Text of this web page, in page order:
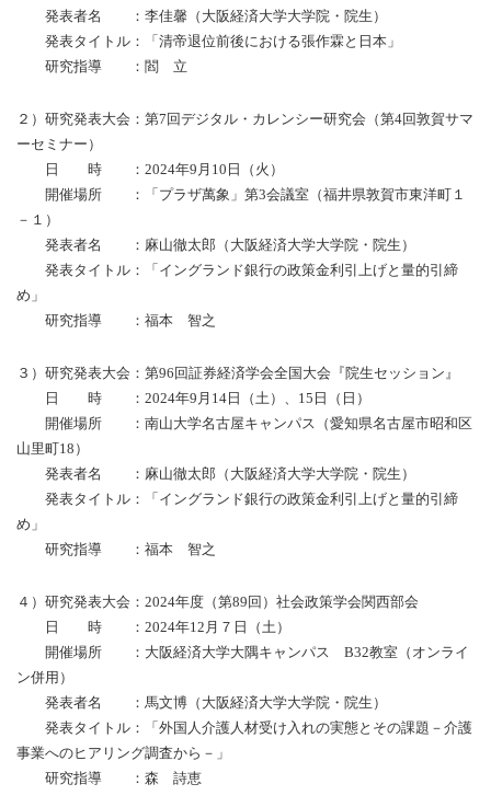
発表者名 ：李佳馨（大阪経済大学大学院・院生）
発表タイトル：「清帝退位前後における張作霖と日本」
研究指導 ：閻 立
２）研究発表大会：第7回デジタル・カレンシー研究会（第4回敦賀サマ
ーセミナー）
日 時 ：2024年9月10日（火）
開催場所 ：「プラザ萬象」第3会議室（福井県敦賀市東洋町１
－１）
発表者名 ：麻山徹太郎（大阪経済大学大学院・院生）
発表タイトル：「イングランド銀行の政策金利引上げと量的引締
め」
研究指導 ：福本 智之
３）研究発表大会：第96回証券経済学会全国大会『院生セッション』
日 時 ：2024年9月14日（土）、15日（日）
開催場所 ：南山大学名古屋キャンパス（愛知県名古屋市昭和区
山里町18）
発表者名 ：麻山徹太郎（大阪経済大学大学院・院生）
発表タイトル：「イングランド銀行の政策金利引上げと量的引締
め」
研究指導 ：福本 智之
４）研究発表大会：2024年度（第89回）社会政策学会関西部会
日 時 ：2024年12月７日（土）
開催場所 ：大阪経済大学大隅キャンパス B32教室（オンライ
ン併用）
発表者名 ：馬文博（大阪経済大学大学院・院生）
発表タイトル：「外国人介護人材受け入れの実態とその課題－介護
事業へのヒアリング調査から－」
研究指導 ：森 詩恵